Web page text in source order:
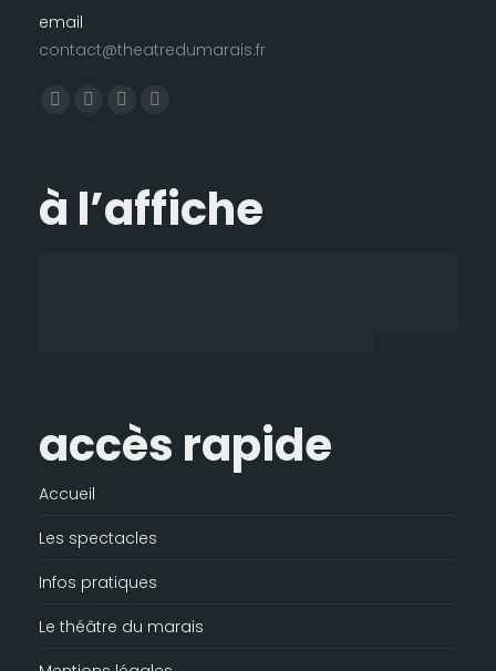
email
contact@theatredumarais.fr
Trouvez nous sur :
s'ouvre
dans
s'ouvre
dans
s'ouvre
dans
mail
s'ouvre
à l’affiche
accès rapide
Accueil
Les spectacles
Infos pratiques
Le théâtre du marais